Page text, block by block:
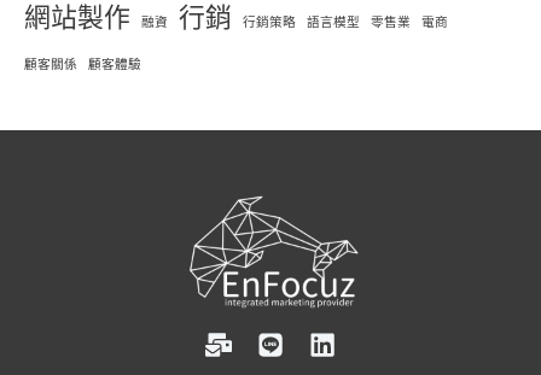
網站製作 融資 行銷 行銷策略 語言模型 零售業 電商
顧客關係 顧客體驗